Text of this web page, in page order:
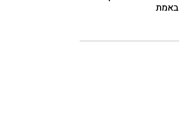
באמת